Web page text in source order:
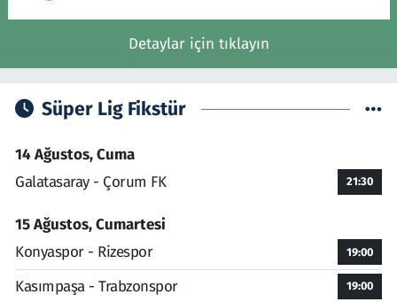
Detaylar için tıklayın
Süper Lig Fikstür
14 Ağustos, Cuma
Galatasaray - Çorum FK
21:30
15 Ağustos, Cumartesi
Konyaspor - Rizespor
19:00
Kasımpaşa - Trabzonspor 19:00